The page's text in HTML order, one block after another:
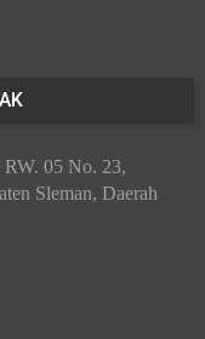
05 No. 23,
Sleman, Daerah